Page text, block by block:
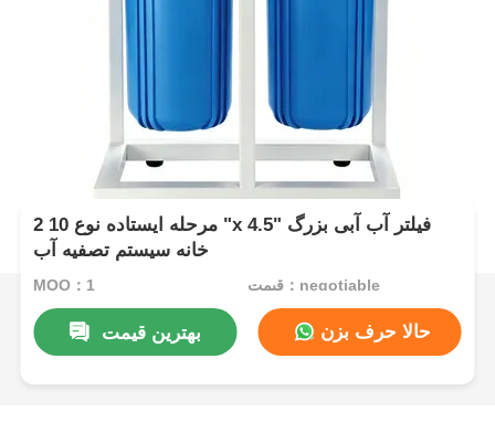
2 مرحله ایستاده نوع 10 "x 4.5" فیلتر آب آبی بزرگ
خانه سیستم تصفیه آب
MOQ：1 قیمت：negotiable
بهترین قیمت حالا حرف بزن